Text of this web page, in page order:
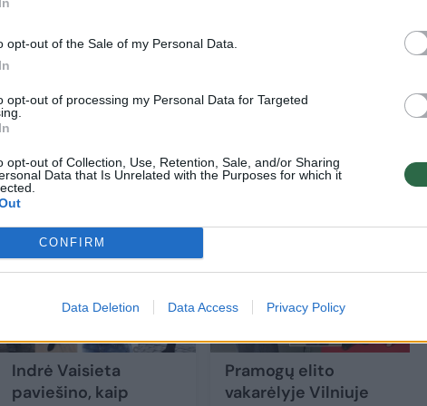
opt-out of the Sale of my Personal Data.
opt-out of processing my Personal Data for Targeted
opt-out of Collection, Use, Retention, Sale, and/or Sharing
Data that Is Unrelated with the Purposes for which it
CONFIRM
Data Deletion Data Access Privacy Policy
derinys neliko nepastebėtas.
išryškinusi žinomos moters figūrą ir
išskirtinumo.
Indrė Vaisieta
paviešino, kaip
Pramogų elito
vakarėlyje Vilniuje